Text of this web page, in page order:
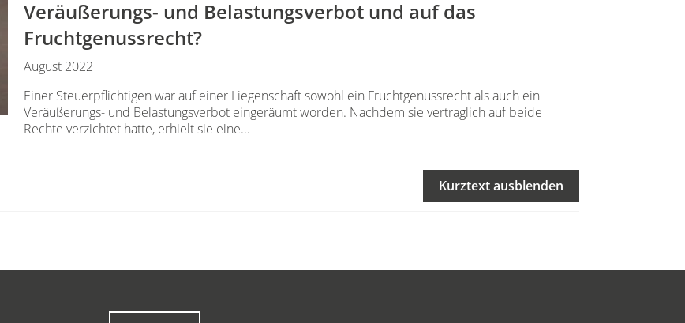
Veräußerungs- und Belastungsverbot und auf das
Fruchtgenussrecht?
August 2022
Einer Steuerpflichtigen war auf einer Liegenschaft sowohl ein Fruchtgenussrecht als auch ein
Veräußerungs- und Belastungsverbot eingeräumt worden. Nachdem sie vertraglich auf beide
Rechte verzichtet hatte, erhielt sie eine...
Kurztext ausblenden